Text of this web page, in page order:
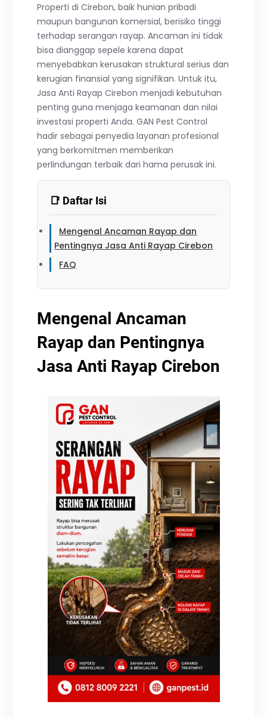
Properti di Cirebon, baik hunian pribadi
maupun bangunan komersial, berisiko tinggi
terhadap serangan rayap. Ancaman ini tidak
bisa dianggap sepele karena dapat
menyebabkan kerusakan struktural serius dan
kerugian finansial yang signifikan. Untuk itu,
Jasa Anti Rayap Cirebon menjadi kebutuhan
penting guna menjaga keamanan dan nilai
investasi properti Anda. GAN Pest Control
hadir sebagai penyedia layanan profesional
yang berkomitmen memberikan
perlindungan terbaik dari hama perusak ini.
📑 Daftar Isi
Mengenal Ancaman Rayap dan
Pentingnya Jasa Anti Rayap Cirebon
FAQ
Mengenal Ancaman
Rayap dan Pentingnya
Jasa Anti Rayap Cirebon